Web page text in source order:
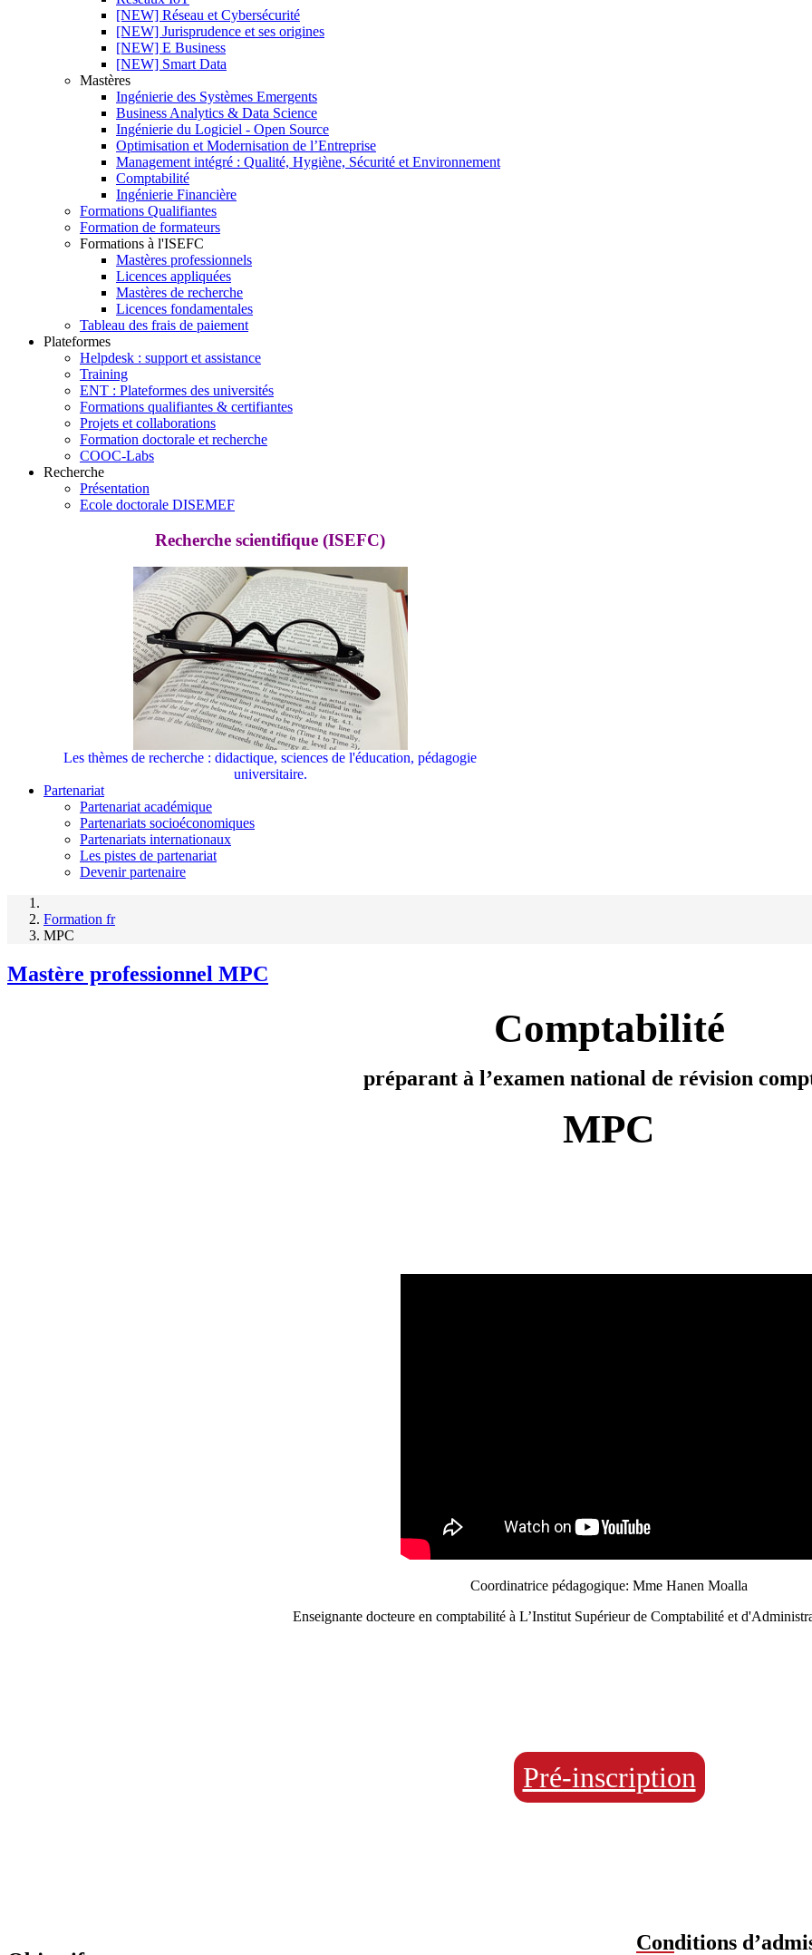
[NEW] Réseau et Cybersécurité
[NEW] Jurisprudence et ses origines
[NEW] E Business
[NEW] Smart Data
Mastères
Ingénierie des Systèmes Emergents
Business Analytics & Data Science
Ingénierie du Logiciel - Open Source
Optimisation et Modernisation de l’Entreprise
Management intégré : Qualité, Hygiène, Sécurité et Environnement
Comptabilité
Ingénierie Financière
Formations Qualifiantes
Formation de formateurs
Formations à l'ISEFC
Mastères professionnels
Licences appliquées
Mastères de recherche
Licences fondamentales
Tableau des frais de paiement
Plateformes
Helpdesk : support et assistance
Training
ENT : Plateformes des universités
Formations qualifiantes & certifiantes
Projets et collaborations
Formation doctorale et recherche
COOC-Labs
Recherche
Présentation
Ecole doctorale DISEMEF
Recherche scientifique (ISEFC)
Les thèmes de recherche : didactique, sciences de l'éducation, pédagogie
universitaire.
Partenariat
Partenariat académique
Partenariats socioéconomiques
Partenariats internationaux
Les pistes de partenariat
Devenir partenaire
Formation fr
MPC
Mastère professionnel MPC
Comptabilité
préparant à l’examen national de révision
MPC
Coordinatrice pédagogique: Mme Hanen Moalla
Enseignante docteure en comptabilité à L’Institut Supérieur de Comptabilité et
Pré-inscription
Conditions